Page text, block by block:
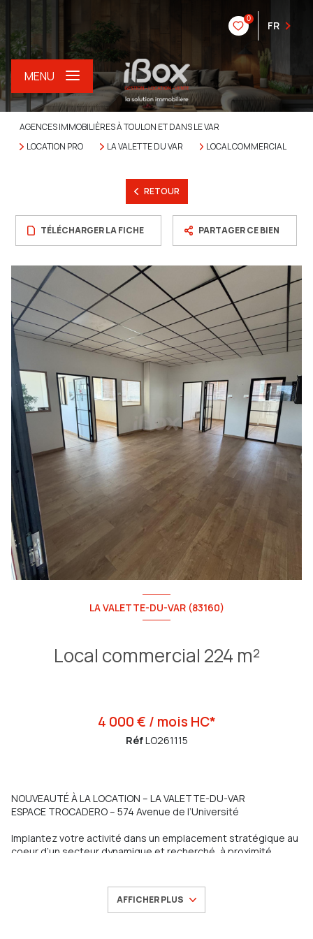
0
FR
MENU
AGENCES IMMOBILIÈRES À TOULON ET DANS LE VAR
LOCATION PRO
LA VALETTE DU VAR LOCAL COMMERCIAL
RETOUR
TÉLÉCHARGER LA FICHE PARTAGER CE BIEN
LA VALETTE-DU-VAR (83160)
Local commercial 224 m²
4 000 € / mois HC*
RéfLO261115
NOUVEAUTÉ À LA LOCATION – LA VALETTE-DU-VAR
ESPACE TROCADERO – 574 Avenue de l’Université
Implantez votre activité dans un emplacement stratégique au
coeur d’un secteur dynamique et recherché, à proximité
Découvrez ce superbe espace d’environ 250 m², occupant
AFFICHER PLUS